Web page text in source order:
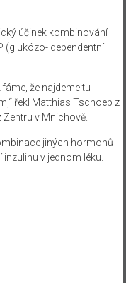
účinek kombinování
(glukózo- dependentní
že najdeme tu
řekl Matthias Tschoep z
v Mnichově.
jiných hormonů
v jednom léku.